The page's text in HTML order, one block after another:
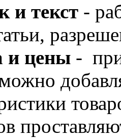
и текст -
и цены -